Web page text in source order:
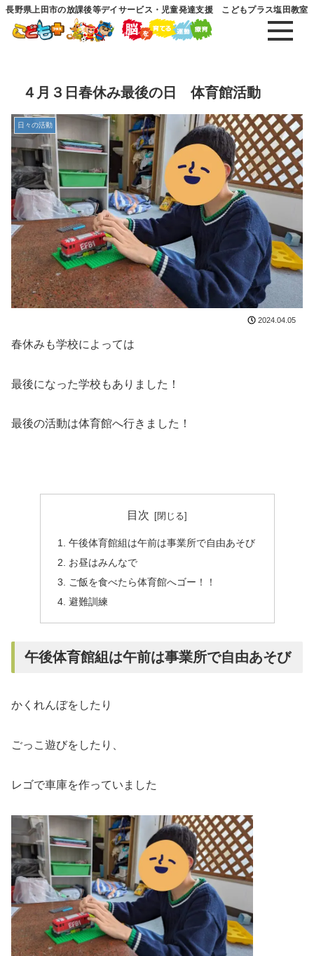
長野県上田市の放課後等デイサービス・児童発達支援 こどもプラス塩田教室
４月３日春休み最後の日 体育館活動
日々の活動
2024.04.05
春休みも学校によっては
最後になった学校もありました！
最後の活動は体育館へ行きました！
目次
午後体育館組は午前は事業所で自由あそび
お昼はみんなで
ご飯を食べたら体育館へゴー！！
避難訓練
午後体育館組は午前は事業所で自由あそび
かくれんぼをしたり
ごっこ遊びをしたり、
レゴで車庫を作っていました